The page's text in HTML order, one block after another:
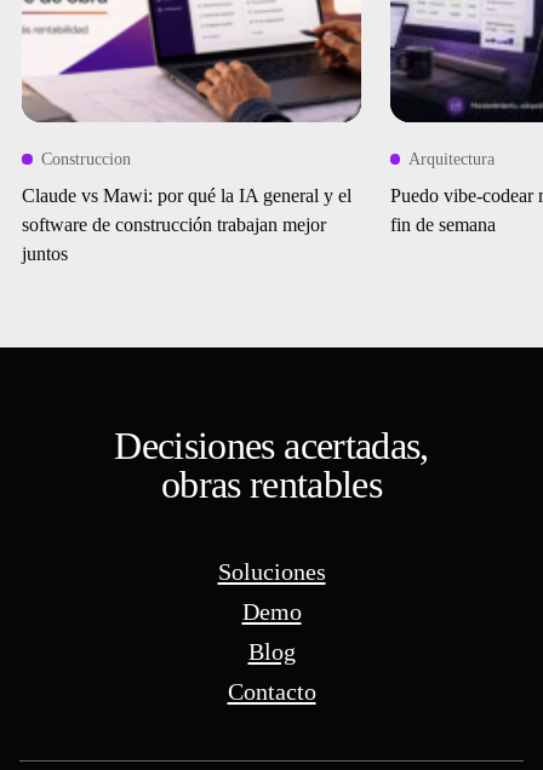
Construccion
Claude vs Mawi: por qué la IA general y el
software de construcción trabajan mejor
juntos
Arquitectura
Puedo vibe-
fin de semana
Decisiones acertadas,
obras rentables
Soluciones
Demo
Blog
Contacto